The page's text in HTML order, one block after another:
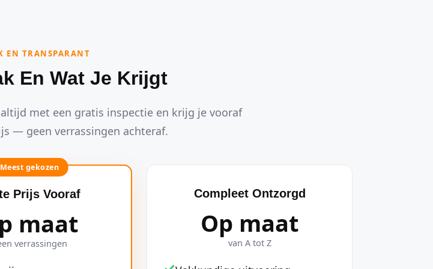
EN TRANSPARANT
En Wat Je Krijgt
met een gratis inspectie en krijg je vooraf
— geen verrassingen achteraf.
Meest gekozen
Prijs Vooraf
maat
verrassingen
Compleet Ontzorgd
Op maat
van A tot Z